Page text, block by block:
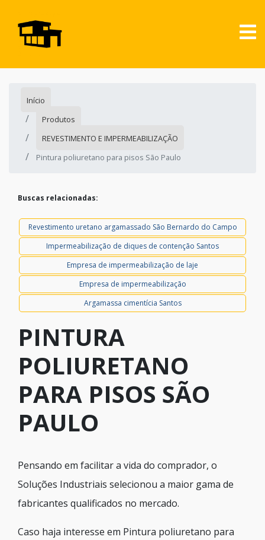
Início
Produtos
REVESTIMENTO E IMPERMEABILIZAÇÃO
Pintura poliuretano para pisos São Paulo
Buscas relacionadas:
Revestimento uretano argamassado São Bernardo do Campo
Impermeabilização de diques de contenção Santos
Empresa de impermeabilização de laje
Empresa de impermeabilização
Argamassa cimentícia Santos
PINTURA
POLIURETANO
PARA PISOS SÃO
PAULO
Pensando em facilitar a vida do comprador, o
Soluções Industriais selecionou a maior gama de
fabricantes qualificados no mercado.
Caso haja interesse em Pintura poliuretano para